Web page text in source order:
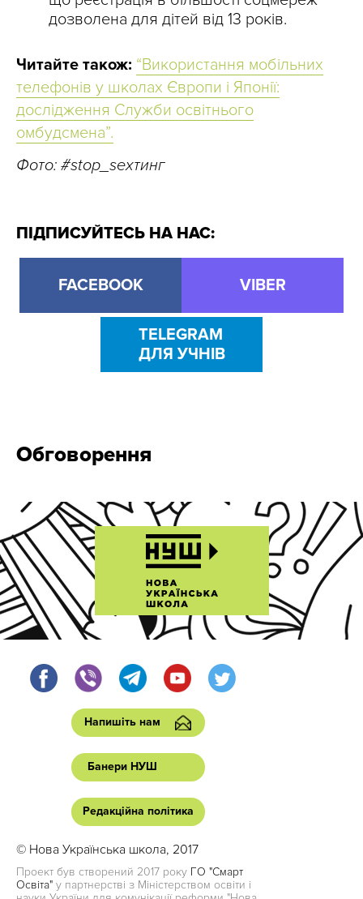
дозволена для дітей від 13 років.
Читайте також: “Використання мобільних
телефонів у школах Європи і Японії:
дослідження Служби освітнього
омбудсмена”.
Фото: #stop_sexтинг
ПІДПИСУЙТЕСЬ НА НАС:
FACEBOOK VIBER
TELEGRAM
ДЛЯ УЧНІВ
Обговорення
Напишіть нам
Банери НУШ
Редакційна політика
© Нова Українська школа, 2017
Проект був створений 2017 року ГО "Смарт
Освіта" у партнерстві з Міністерством освіти і